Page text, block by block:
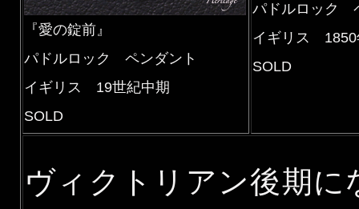
『愛の錠前』
パドルロック ペンダント
イギリス 19世紀中期
SOLD
パドルロック
イギリス 1850
SOLD
ヴィクトリアン後期